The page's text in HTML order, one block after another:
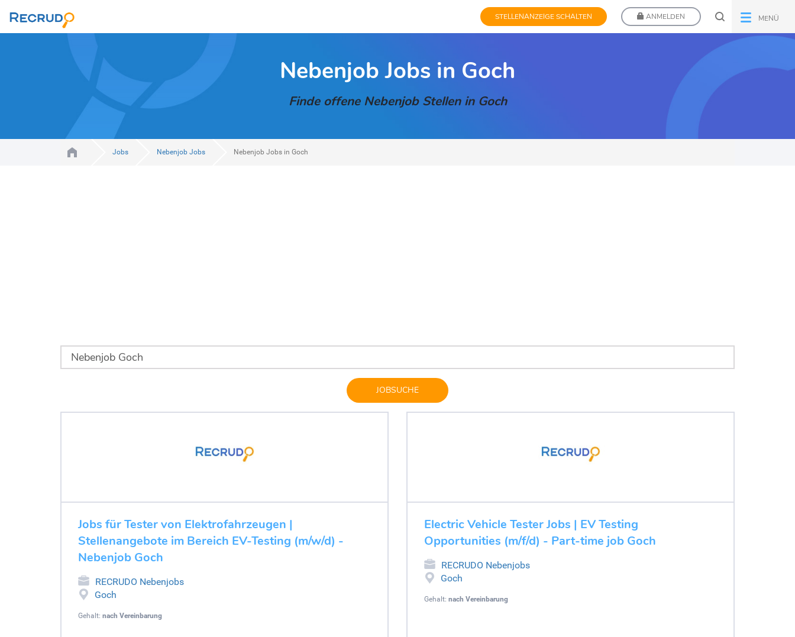
STELLENANZEIGE SCHALTEN ANMELDEN MENÜ
Nebenjob Jobs in Goch
Finde offene Nebenjob Stellen in Goch
Jobs Nebenjob Jobs Nebenjob Jobs in Goch
JOBSUCHE
Jobs für Tester von Elektrofahrzeugen |
Stellenangebote im Bereich EV-Testing (m/w/d) -
Nebenjob Goch
RECRUDO Nebenjobs
Goch
Gehalt: nach Vereinbarung
Electric Vehicle Tester Jobs | EV Testing
Opportunities (m/f/d) - Part-time job Goch
RECRUDO Nebenjobs
Goch
Gehalt: nach Vereinbarung